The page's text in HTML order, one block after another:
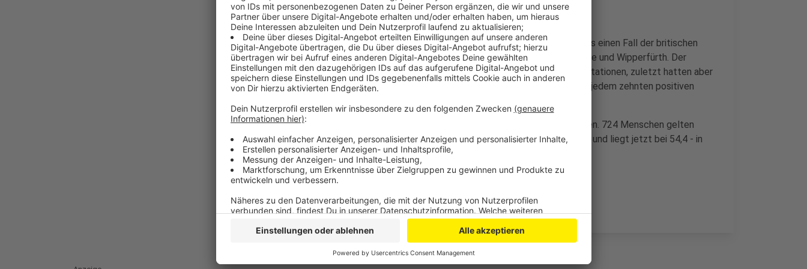
Mittlerweile gibt es in jeder oberbergischen Kommune mindestens einen Fall der britischen
Mutation. Am stärksten betroffen sind Gummersbach, Marienheide und Wipperfürth. Der
rheinisch-bergische Kreis macht aktuell keine Angaben zu den Mutationen, zuletzt hatten aber
spezielle Test gezeigt, dass es allein in ersten Februarwoche bei jedem zehnten positiven
Insgesamt ist die Zahl der Coronafälle am Freitag um 56 gestiegen. 724 Menschen gelten
aktuell als infiziert. Die Inzidenz in Rhein-Berg ist leicht gestiegen und liegt jetzt bei 54,4 - in
Oberberg ist sie dagegen leicht gesunken, auf 70,9.
Anzeige